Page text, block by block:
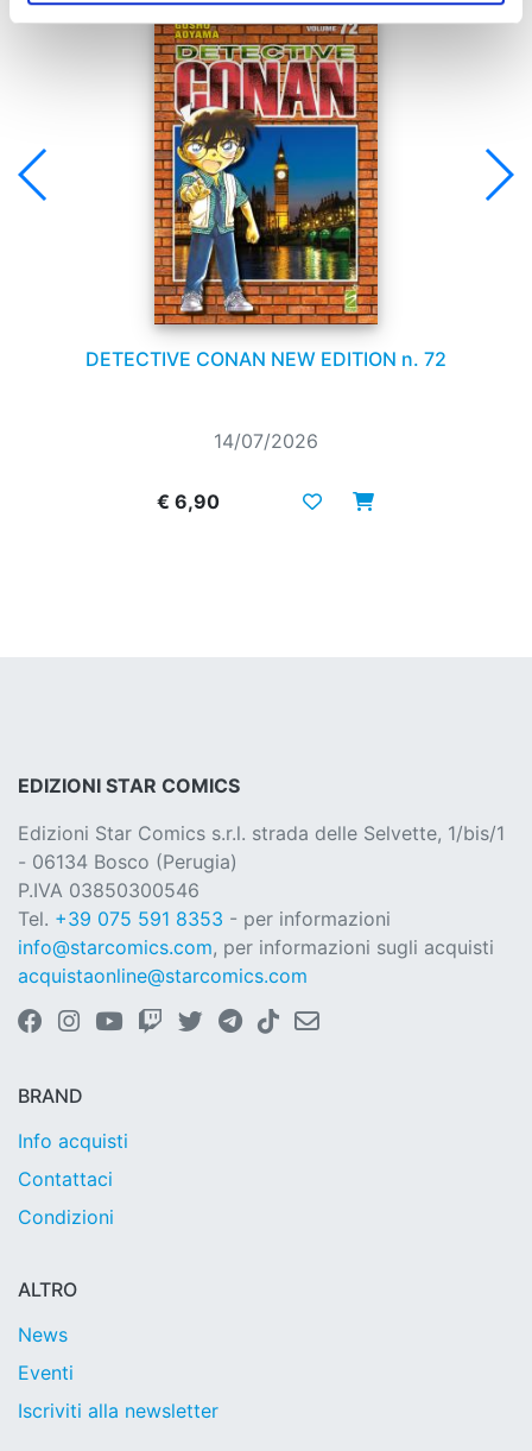
DETECTIVE CONAN NEW EDITION n. 72
14/07/2026
€ 6,90
EDIZIONI STAR COMICS
Edizioni Star Comics s.r.l. strada delle Selvette, 1/bis/1
- 06134 Bosco (Perugia)
P.IVA 03850300546
Tel. +39 075 591 8353 - per informazioni
info@starcomics.com, per informazioni sugli acquisti
acquistaonline@starcomics.com
BRAND
Info acquisti
Contattaci
Condizioni
ALTRO
News
Eventi
Iscriviti alla newsletter